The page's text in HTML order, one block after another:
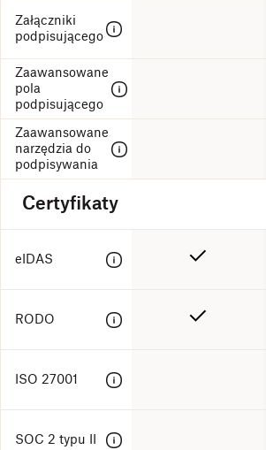
Załączniki
podpisującego
Zaawansowane
pola
podpisującego
Zaawansowane
narzędzia do
podpisywania
Certyfikaty
eIDAS
RODO
ISO 27001
SOC 2 typu II